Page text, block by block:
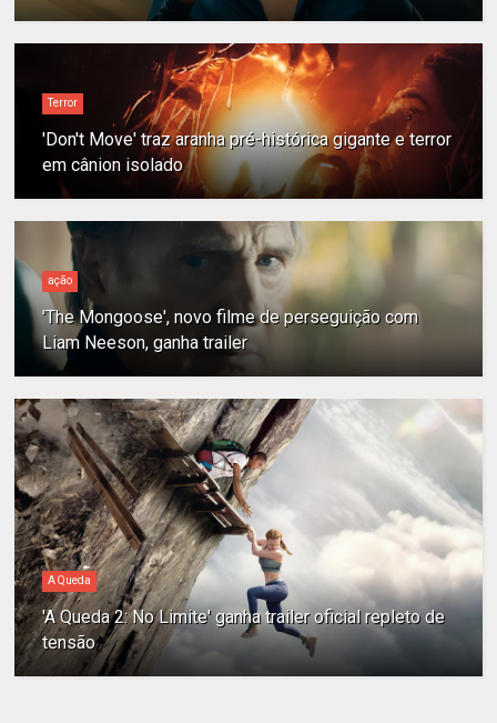
Terror
'Don't Move' traz aranha pré-histórica gigante e terror
em cânion isolado
ação
'The Mongoose', novo filme de perseguição com
Liam Neeson, ganha trailer
A Queda
'A Queda 2: No Limite' ganha trailer oficial repleto de
tensão